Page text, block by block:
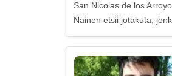
San Nicolas de los
Nainen etsii jotakuta,